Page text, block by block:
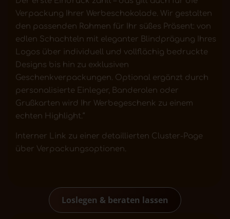
Verpackung Ihrer Werbeschokolade. Wir gestalten
den passenden Rahmen für Ihr süßes Präsent: von
edlen Schachteln mit eleganter Blindprägung Ihres
Logos über individuell und vollflächig bedruckte
Designs bis hin zu exklusiven
Geschenkverpackungen. Optional ergänzt durch
personalisierte Einleger, Banderolen oder
Grußkarten wird Ihr Werbegeschenk zu einem
echten Highlight.“
Interner Link zu einer detaillierten Cluster-Page
über Verpackungsoptionen.
Loslegen & beraten lassen